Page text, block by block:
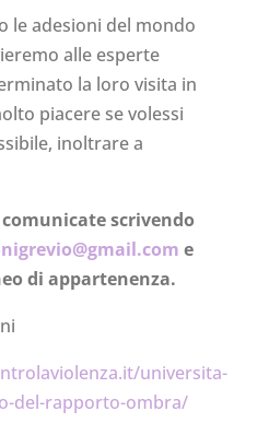
le adesioni del mondo
alle esperte
la loro visita in
piacere se volessi
inoltrare a
scrivendo
e
di appartenenza.
universita-
del-rapporto-ombra/